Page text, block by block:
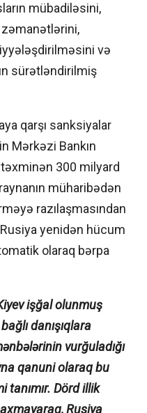
mübadiləsini,
və
sürətləndirilmiş
qarşı sanksiyalar
Mərkəzi Bankın
300 milyard
müharibədən
razılaşmasından
yenidən hücum
olaraq bərpa
işğal olunmuş
danışıqlara
vurğuladığı
qanuni olaraq bu
tanımır. Dörd illik
Rusiya